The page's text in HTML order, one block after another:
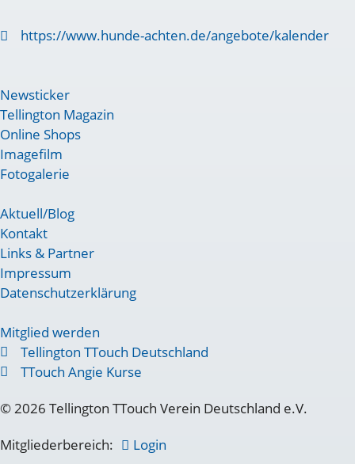
https://www.hunde-achten.de/angebote/kalender
Newsticker
Tellington Magazin
Online Shops
Imagefilm
Fotogalerie
Aktuell/Blog
Kontakt
Links & Partner
Impressum
Datenschutzerklärung
Mitglied werden
Tellington TTouch Deutschland
TTouch Angie Kurse
© 2026 Tellington TTouch Verein Deutschland e.V.
Mitgliederbereich:
Login